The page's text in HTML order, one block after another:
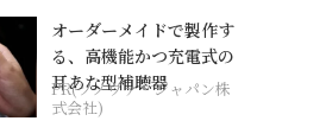
オーダーメイドで製作す
る、高機能かつ充電式の
耳あな型補聴器
PR(ソノヴァ・ジャパン株
式会社)